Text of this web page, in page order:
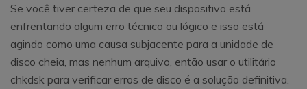
Se você tiver certeza de que seu dispositivo está
enfrentando algum erro técnico ou lógico e isso está
agindo como uma causa subjacente para a unidade de
disco cheia, mas nenhum arquivo, então usar o utilitário
chkdsk para verificar erros de disco é a solução definitiva.